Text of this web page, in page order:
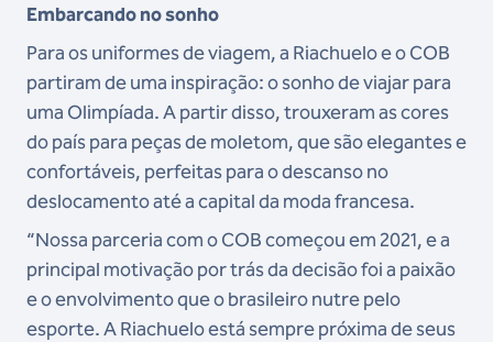
Embarcando no sonho
Para os uniformes de viagem, a Riachuelo e o COB
partiram de uma inspiração: o sonho de viajar para
uma Olimpíada. A partir disso, trouxeram as cores
do país para peças de moletom, que são elegantes e
confortáveis, perfeitas para o descanso no
deslocamento até a capital da moda francesa.
“Nossa parceria com o COB começou em 2021, e a
principal motivação por trás da decisão foi a paixão
e o envolvimento que o brasileiro nutre pelo
esporte. A Riachuelo está sempre próxima de seus